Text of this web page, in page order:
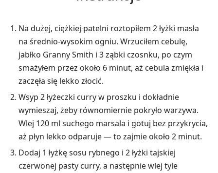
Na dużej, ciężkiej patelni roztopiłem 2 łyżki masła
na średnio-wysokim ogniu. Wrzuciłem cebulę,
jabłko Granny Smith i 3 ząbki czosnku, po czym
smażyłem przez około 6 minut, aż cebula zmiękła i
zaczęła się lekko złocić.
Wsyp 2 łyżeczki curry w proszku i dokładnie
wymieszaj, żeby równomiernie pokryło warzywa.
Wlej 120 ml suchego marsala i gotuj bez przykrycia,
aż płyn lekko odparuje — to zajmie około 2 minut.
Dodaj 1 łyżkę sosu rybnego i 2 łyżki tajskiej
czerwonej pasty curry, a następnie wlej tyle